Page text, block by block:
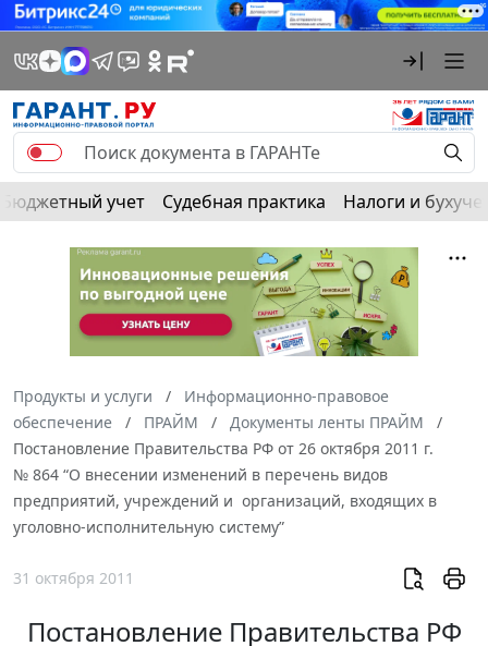
Бюджетный учет Судебная практика Налоги и
Продукты и услуги
Информационно-правовое
обеспечение
ПРАЙМ
Документы ленты ПРАЙМ
Постановление Правительства РФ от 26 октября 2011 г.
№ 864 “О внесении изменений в перечень видов
предприятий, учреждений и организаций, входящих в
уголовно-исполнительную систему”
31 октября 2011
Постановление Правительства РФ